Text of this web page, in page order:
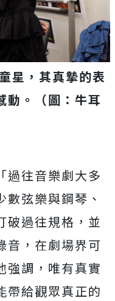
星，其真摯的表
動。（圖：牛耳
過往音樂劇大多
弦樂與鋼琴、
破過往規格，並
音，在劇場界可
強調，唯有真實
帶給觀眾真正的